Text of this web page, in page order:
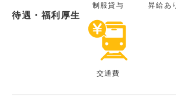
待遇・福利厚生
制服貸与 昇給あ
交通費